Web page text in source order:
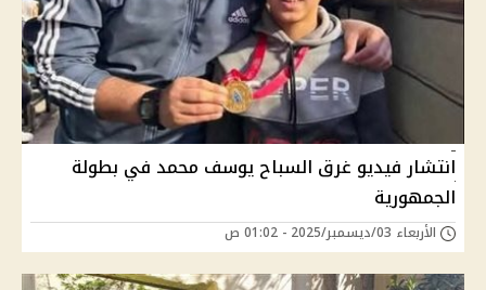
انتشار فيديو غرق السباح يوسف محمد في بطولة
الجمهورية
الأربعاء 03/ديسمبر/2025 - 01:02 ص